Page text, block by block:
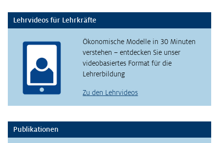
Lehrvideos für Lehrkräfte
Ökonomische Modelle in 30 Minuten
verstehen – entdecken Sie unser
videobasiertes Format für die
Lehrerbildung
Zu den Lehrvideos
Publikationen